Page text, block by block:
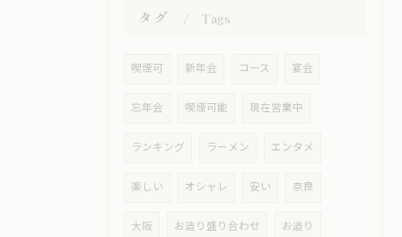
タグ Tags
喫煙可 新年会 コース 宴会
忘年会 喫煙可能 現在営業中
ランキング ラーメン エンタメ
楽しい オシャレ 安い 奈良
大阪 お造り盛り合わせ お造り